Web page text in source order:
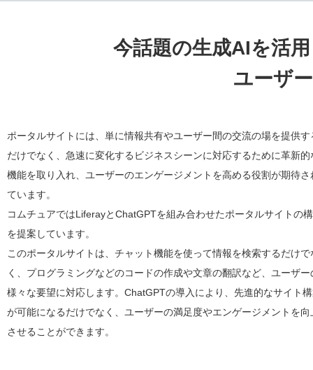
今話題の生成AIを活
ユーザ
ポータルサイトには、単に情報共有やユーザー間の交流の場を提供す
だけでなく、急速に変化するビジネスシーンに対応するために革新的
機能を取り入れ、ユーザーのエンゲージメントを高める役割が期待さ
ています。
コムチュアではLiferayとChatGPTを組み合わせたポータルサイトの
を提案しています。
このポータルサイトは、チャット機能を使って情報を検索するだけで
く、プログラミングなどのコードの作成や文章の翻訳など、ユーザー
様々な要望に対応します。ChatGPTの導入により、先進的なサイト
が可能になるだけでなく、ユーザーの満足度やエンゲージメントを向
させることができます。